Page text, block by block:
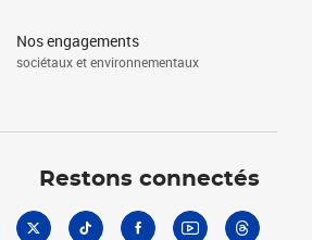
Nos engagements
sociétaux et environnementaux
Restons connectés